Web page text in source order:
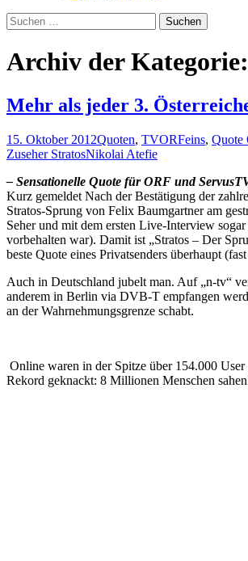
Suchen
nach:
Archiv der
Mehr als jeder 3.
15. Oktober 2012Quoten, TVORFeins, Quote
Zuseher StratosNikolai Atefie
– Sensationelle Quote für ORF und
Kurz gemeldet Nach der Bestätigung der
Stratos-Sprung von Felix Baumgartner am
Seher und mit dem ersten Live-Interview
vorbehalten war). Damit ist „Stratos – Der
beste Quote eines Privatsenders überhaupt
Auch in Deutschland jubelt man. Auf „n-tv“
anderem in Berlin via DVB-T empfangen
an der Wahrnehmungsgrenze schabt.
Online waren in der Spitze über 154.000
Rekord geknackt: 8 Millionen Menschen